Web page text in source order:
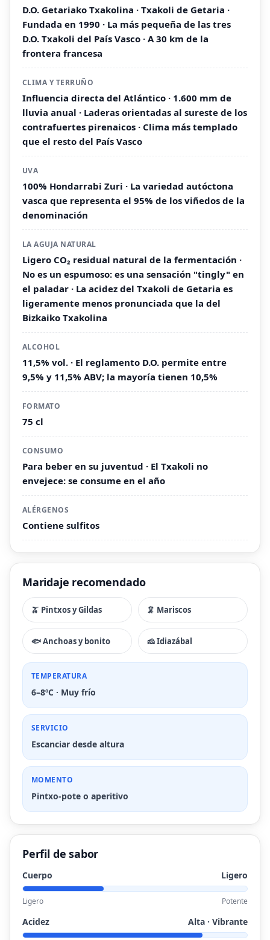
D.O. Getariako Txakolina · Txakoli de Getaria ·
Fundada en 1990 · La más pequeña de las tres
D.O. Txakoli del País Vasco · A 30 km de la
frontera francesa
CLIMA Y TERRUÑO
Influencia directa del Atlántico · 1.600 mm de
lluvia anual · Laderas orientadas al sureste de los
contrafuertes pirenaicos · Clima más templado
que el resto del País Vasco
UVA
100% Hondarrabi Zuri · La variedad autóctona
vasca que representa el 95% de los viñedos de la
denominación
LA AGUJA NATURAL
Ligero CO₂ residual natural de la fermentación ·
No es un espumoso: es una sensación "tingly" en
el paladar · La acidez del Txakoli de Getaria es
ligeramente menos pronunciada que la del
Bizkaiko Txakolina
ALCOHOL
11,5% vol. · El reglamento D.O. permite entre
9,5% y 11,5% ABV; la mayoría tienen 10,5%
FORMATO
75 cl
CONSUMO
Para beber en su juventud · El Txakoli no
envejece: se consume en el año
ALÉRGENOS
Contiene sulfitos
Maridaje recomendado
🫒 Pintxos y Gildas 🦑 Mariscos
🐟 Anchoas y bonito 🧀 Idiazábal
TEMPERATURA
6–8ºC · Muy frío
SERVICIO
Escanciar desde altura
MOMENTO
Pintxo-pote o aperitivo
Perfil de sabor
Cuerpo Ligero
Ligero Potente
Acidez Alta · Vibrante